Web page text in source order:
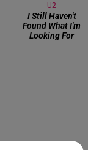
U2
I Still Haven't
Found What I'm
Looking For